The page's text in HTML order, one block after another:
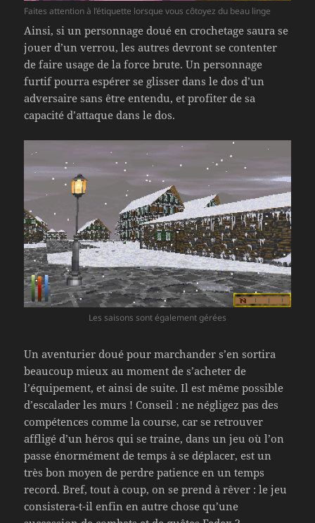
Faites attention à l’étiquette lorsque vous côtoyez du beau linge
Ainsi, si un personnage doué en crochetage saura se
jouer d’un verrou, les autres devront se contenter
de faire usage de la force brute. Un personnage
furtif pourra espérer se glisser dans le dos d’un
adversaire sans être entendu, et profiter de sa
capacité d’attaque dans le dos.
Les saisons sont également gérées
Un aventurier doué pour marchander s’en sortira
beaucoup mieux au moment de s’acheter de
l’équipement, et ainsi de suite. Il est même possible
d’escalader les murs ! Conseil : ne négligez pas des
compétences comme la course, car se retrouver
affligé d’un héros qui se traine, dans un jeu où l’on
passe énormément de temps à se déplacer, est un
très bon moyen de perdre patience en un temps
record. Bref, tout à coup, on se prend à rêver : le jeu
consistera-t-il enfin en autre chose qu’une